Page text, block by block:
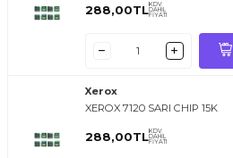
288,00TLKDV
DAHİL
FİYATI
Xerox
XEROX 7120 SARI CHIP 15K
288,00TLKDV
DAHİL
FİYATI